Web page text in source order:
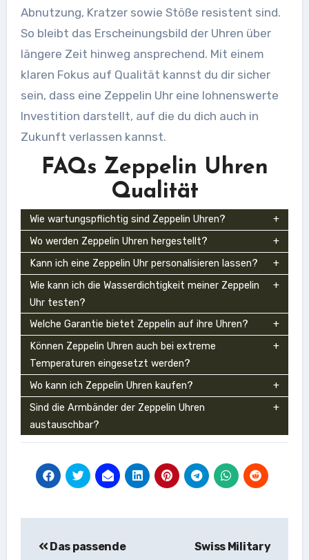
Abnutzung, Kratzer sowie Stöße resistent sind.
So bleibt das Erscheinungsbild der Uhren über
längere Zeit hinweg ansprechend. Mit einem
klaren Fokus auf Qualität kannst du dir sicher
sein, dass eine Zeppelin Uhr eine lohnenswerte
Investition darstellt, auf die du dich auch in
Zukunft verlassen kannst.
FAQs Zeppelin Uhren
Qualität
Wie wartungspflichtig sind Zeppelin Uhren?
Wo werden Zeppelin Uhren hergestellt?
Kann ich eine Zeppelin Uhr personalisieren lassen?
Wie kann ich die Wasserdichtigkeit meiner Zeppelin
Uhr testen?
Welche Garantie bietet Zeppelin auf ihre Uhren?
Können Zeppelin Uhren auch bei extreme
Temperaturen eingesetzt werden?
Wo kann ich Zeppelin Uhren kaufen?
Sind die Armbänder der Zeppelin Uhren
austauschbar?
Das passende
Swiss Military